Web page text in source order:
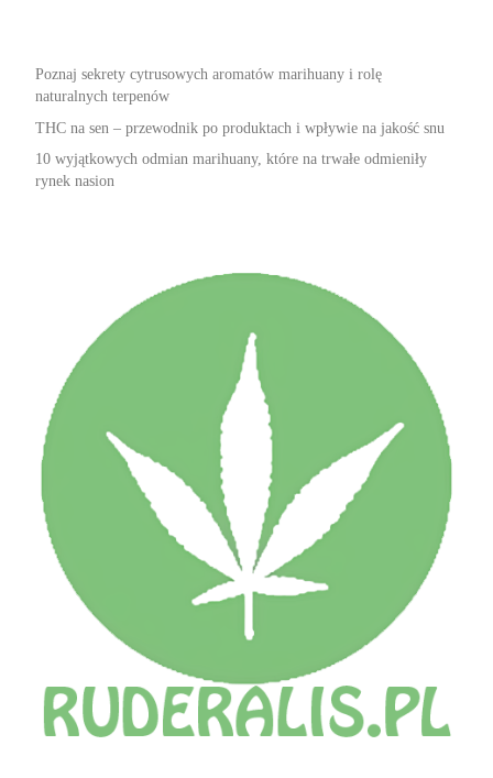
Poznaj sekrety cytrusowych aromatów marihuany i rolę
naturalnych terpenów
THC na sen – przewodnik po produktach i wpływie na jakość snu
10 wyjątkowych odmian marihuany, które na trwałe odmieniły
rynek nasion